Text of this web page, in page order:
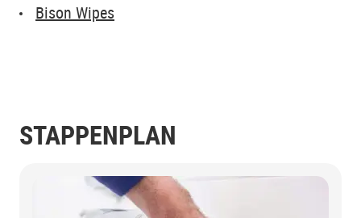
Bison Wipes
STAPPENPLAN